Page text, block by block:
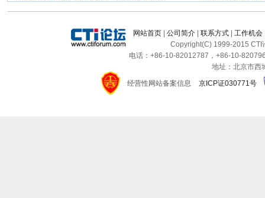
网站首页 公司简介 联系方式 工作机会
Copyright(C) 1999-2015 CTI
电话：+86-10-82012787，+86-10-
地址：北京市西
经营性网站备案信息
京ICP证030771号